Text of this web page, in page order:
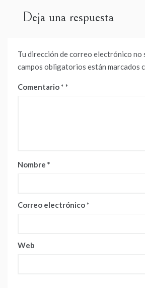
Deja una respuesta
Tu dirección de correo electrónico no
campos obligatorios están marcados
Comentario*
Nombre *
Correo electrónico*
Web